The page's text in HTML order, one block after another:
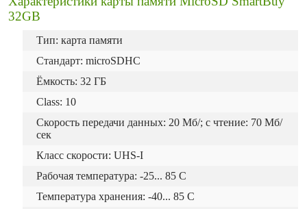
32GB
Тип: карта памяти
Стандарт: microSDHC
Ёмкость: 32 ГБ
Class: 10
Скорость передачи данных: 20 Мб/; с чтение: 70 Мб/
сек
Класс скорости: UHS-I
Рабочая температура: -25... 85 C
Температура хранения: -40... 85 C